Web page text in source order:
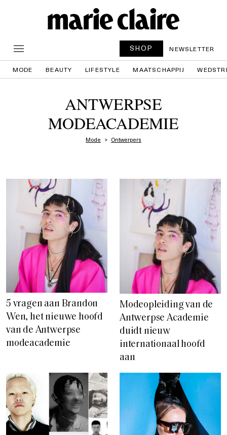
SHOP NEWSLETTER
MODE BEAUTY LIFESTYLE MAATSCHAPPIJ
ANTWERPSE
MODEACADEMIE
Mode Ontwerpers
5 vragen aan Brandon
Wen, het nieuwe hoofd
van de Antwerpse
modeacademie
Modeopleiding van de
Antwerpse Academie
duidt nieuw
internationaal hoofd
aan